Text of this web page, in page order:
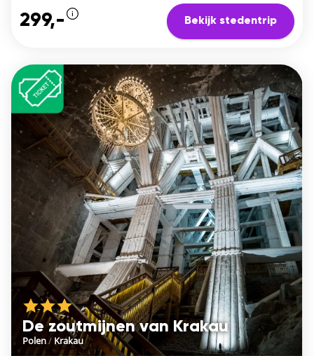
299,- Bekijk stedentrip
De zoutmijnen van Krakau
Polen/ Krakau